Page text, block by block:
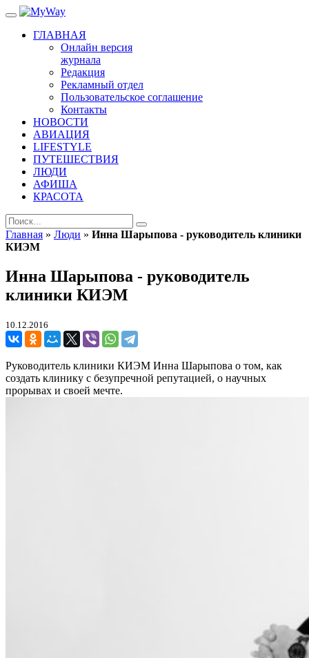
ГЛАВНАЯ
Онлайн версия
журнала
Редакция
Рекламный отдел
Пользовательское соглашение
Контакты
НОВОСТИ
АВИАЦИЯ
LIFESTYLE
ПУТЕШЕСТВИЯ
ЛЮДИ
АФИША
КРАСОТА
Главная » Люди » Инна Шарыпова - руководитель клиники
КИЭМ
Инна Шарыпова - руководитель
клиники КИЭМ
10.12.2016
Руководитель клиники КИЭМ Инна Шарыпова о том, как
создать клинику с безупречной репутацией, о научных
прорывах и своей мечте.